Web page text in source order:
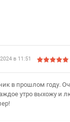
в 11:51
в прошлом году.
утро выхожу и